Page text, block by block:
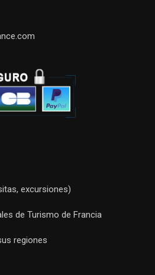
excursiones)
de Turismo de Francia
regiones